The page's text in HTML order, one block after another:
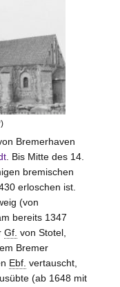
Bremerhaven
. Bis Mitte des 14.
bremischen
erloschen ist.
(von
bereits 1347
Gf. von Stotel,
Bremer
Ebf. vertauscht,
(ab 1648 mit